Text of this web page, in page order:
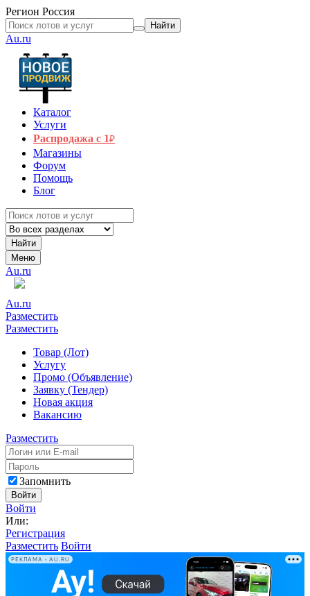
Регион Россия
Найти
Au.ru
Каталог
Услуги
Распродажа с 1₽
Магазины
Форум
Помощь
Блог
Найти
Меню
Au.ru
Au.ru
Разместить
Разместить
Товар (Лот)
Услугу
Промо (Объявление)
Заявку (Тендер)
Новая акция
Вакансию
Разместить
Запомнить
Войти
Войти
Или:
Регистрация
Разместить Войти
РЕКЛАМА • AU.RU